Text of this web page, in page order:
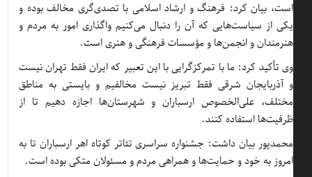
است، بیان کرد: فرهنگ و ارشاد اسلامی با تصدی‌گری مخالف بوده و
یکی از سیاست‌هایی که آن را دنبال می‌کنیم واگذاری امور به مردم و
هنرمندان و انجمن‌ها و مؤسسات فرهنگی و هنری است.
وی تأکید کرد: ما با تمرکزگرایی با این تعبیر که ایران فقط تهران نیست
و آذربایجان شرقی فقط تبریز نیست مخالفیم و بایستی به مناطق
مختلف، علی‌الخصوص ارسباران و شهرستان‌ها اجازه دهیم تا از
ظرفیت‌ها استفاده کنند.
محمدپور بیان داشت: جشنواره سراسری تئاتر کوتاه اهر ارسباران تا به
امروز به خود و حمایت‌ها و همراهی مردم و مسئولان متکی بوده است.